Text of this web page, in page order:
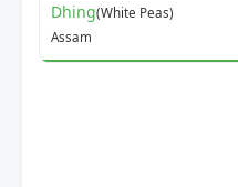
Dhing(White Peas)
Assam